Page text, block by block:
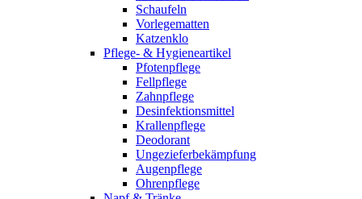
Schaufeln
Vorlegematten
Katzenklo
Pflege- & Hygieneartikel
Pfotenpflege
Fellpflege
Zahnpflege
Desinfektionsmittel
Krallenpflege
Deodorant
Ungezieferbekämpfung
Augenpflege
Ohrenpflege